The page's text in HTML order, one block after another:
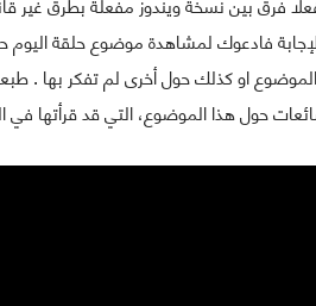
الإجابة فادعوك لمشاهدة موضوع حلقة
او كذلك حول أخرى لم تفكر بها .
حول هذا الموضوع، التي قد قرأتها في